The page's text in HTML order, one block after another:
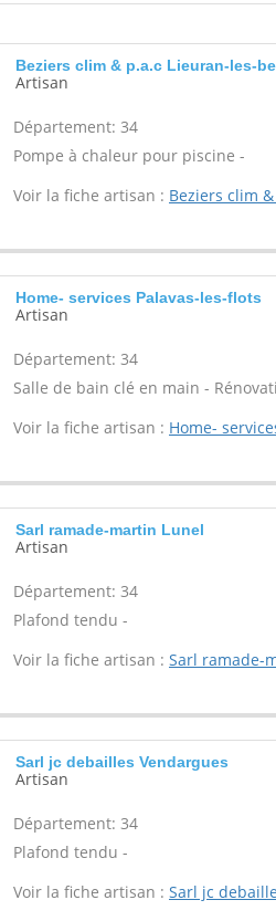
Beziers clim & p.a.c Lieuran-les-
Artisan
Département: 34
Pompe à chaleur pour piscine -
Voir la fiche artisan : Beziers clim
Home- services Palavas-les-flots
Artisan
Département: 34
Salle de bain clé en main -
Voir la fiche artisan : Home-
Sarl ramade-martin Lunel
Artisan
Département: 34
Plafond tendu -
Voir la fiche artisan : Sarl ramade-
Sarl jc debailles Vendargues
Artisan
Département: 34
Plafond tendu -
Voir la fiche artisan : Sarl jc